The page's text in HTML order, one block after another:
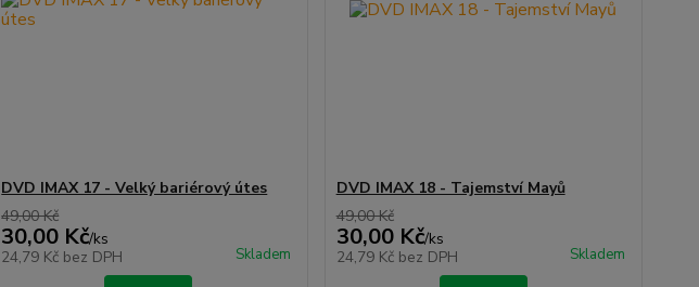
DVD IMAX 17 - Velký bariérový útes
49,00 Kč
30,00 Kč/ks
24,79 Kč bez DPH Skladem
DVD IMAX 18 - Tajemství Mayů
49,00 Kč
30,00 Kč/ks
24,79 Kč bez DPH Skladem